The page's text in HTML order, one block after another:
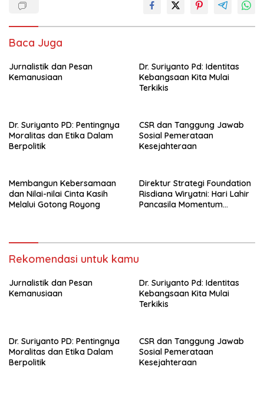
Baca Juga
Jurnalistik dan Pesan
Kemanusiaan
Dr. Suriyanto Pd: Identitas
Kebangsaan Kita Mulai
Terkikis
Dr. Suriyanto PD: Pentingnya
Moralitas dan Etika Dalam
Berpolitik
CSR dan Tanggung Jawab
Sosial Pemerataan
Kesejahteraan
Membangun Kebersamaan
dan Nilai-nilai Cinta Kasih
Melalui Gotong Royong
Direktur Strategi Foundation
Risdiana Wiryatni: Hari Lahir
Pancasila Momentum
Rekomendasi untuk kamu
Jurnalistik dan Pesan
Kemanusiaan
Dr. Suriyanto Pd: Identitas
Kebangsaan Kita Mulai
Terkikis
Dr. Suriyanto PD: Pentingnya
Moralitas dan Etika Dalam
Berpolitik
CSR dan Tanggung Jawab
Sosial Pemerataan
Kesejahteraan